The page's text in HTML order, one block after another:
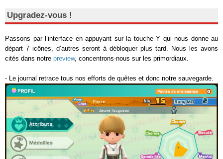
Upgradez-vous !
Passons par l’interface en appuyant sur la touche Y qui nous donne au
départ 7 icônes, d’autres seront à débloquer plus tard. Nous les avons
cités dans notre preview, concentrons-nous sur les primordiaux.
- Le journal retrace tous nos efforts de quêtes et donc notre sauvegarde.